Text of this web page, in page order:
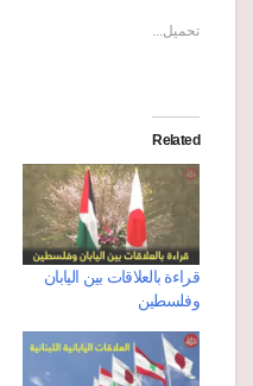
تحميل...
Related
قراءة بالعلاقات بين اليابان
وفلسطين